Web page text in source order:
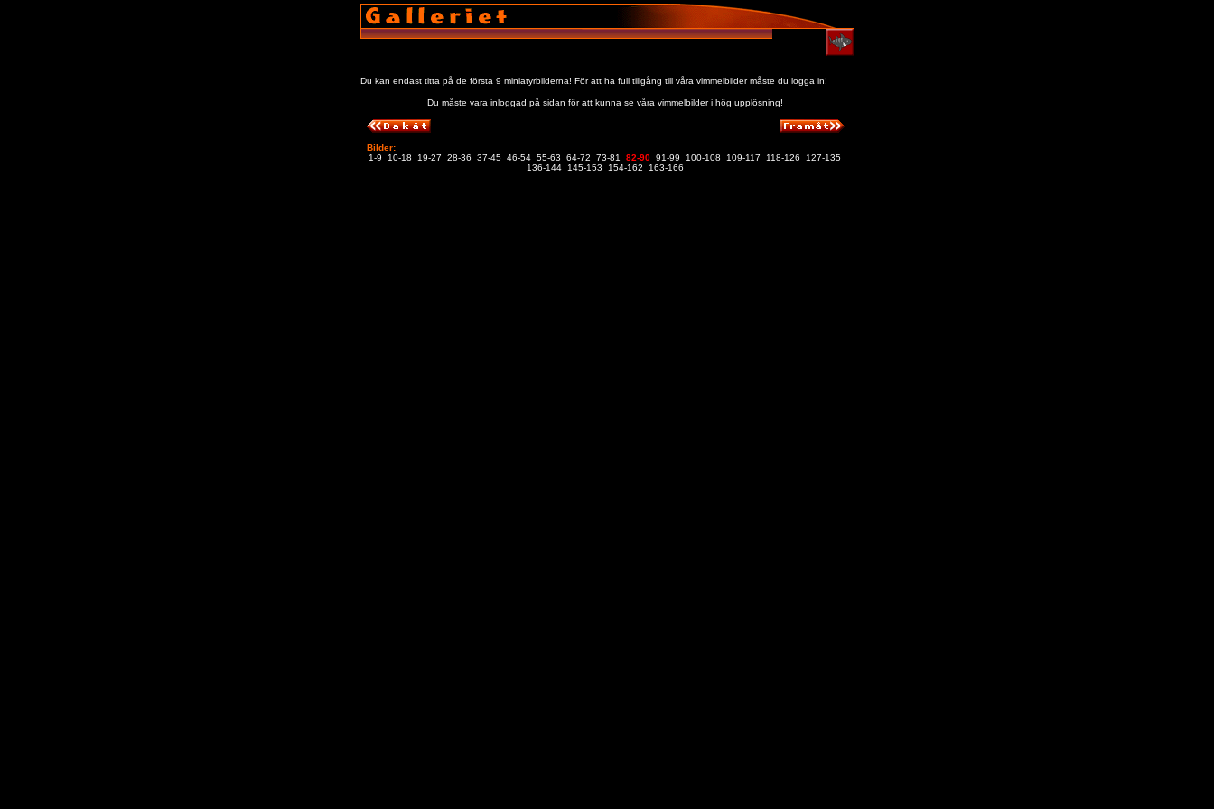
Du kan endast titta på de första 9 miniatyrbilderna! För att ha full tillgång till våra vimmelbilder måste du logga in!
Du måste vara inloggad på sidan för att kunna se våra vimmelbilder i hög upplösning!
Bilder:
1-9
10-18 19-27 28-36 37-45 46-54 55-63 64-72 73-81 82-90 91-99 100-108 109-117 118-126
127-135
136-144
145-153 154-162 163-166